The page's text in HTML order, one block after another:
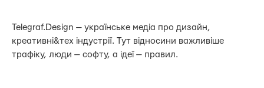
Telegraf.Design — українське медіа про дизайн,
креативні&тех індустрії. Тут відносини важливіше
трафіку, люди — софту, а ідеї — правил.